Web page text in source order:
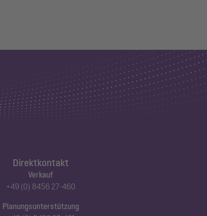
Direktkontakt
Verkauf
+49 (0) 8456 27-460
Planungsunterstützung